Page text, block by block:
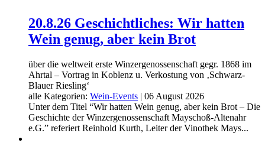
20.8.26 Geschichtliches: Wir hatten
Wein genug, aber kein Brot
über die weltweit erste Winzergenossenschaft gegr. 1868 im
Ahrtal – Vortrag in Koblenz u. Verkostung von ‚Schwarz-
Blauer Riesling‘
alle Kategorien: Wein-Events | 06 August 2026
Unter dem Titel “Wir hatten Wein genug, aber kein Brot – Die
Geschichte der Winzergenossenschaft Mayschoß-Altenahr
e.G.” referiert Reinhold Kurth, Leiter der Vinothek Mays...